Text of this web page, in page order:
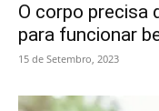
O corpo precisa
para funcionar
15 de Setembro, 2023